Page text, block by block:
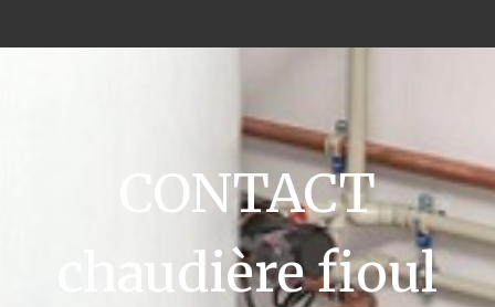
CONTACT
chaudière fioul